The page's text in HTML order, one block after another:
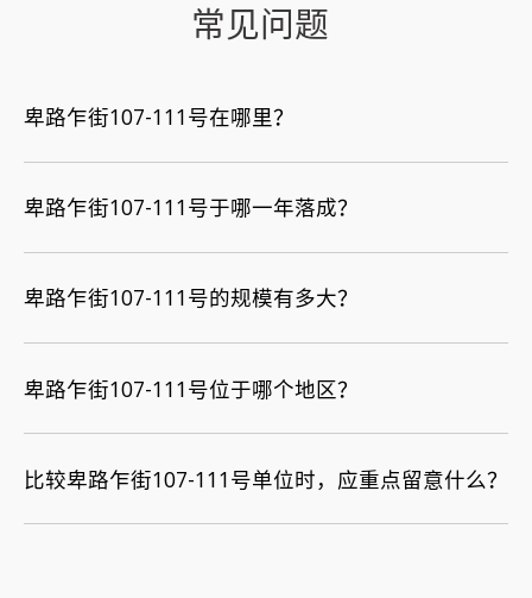
常见问题
卑路乍街107-111号在哪里？
卑路乍街107-111号于哪一年落成？
卑路乍街107-111号的规模有多大？
卑路乍街107-111号位于哪个地区？
比较卑路乍街107-111号单位时，应重点留意什么？